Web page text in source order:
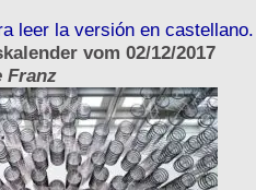
leer la versión en castellano.
vom 02/12/2017
Franz